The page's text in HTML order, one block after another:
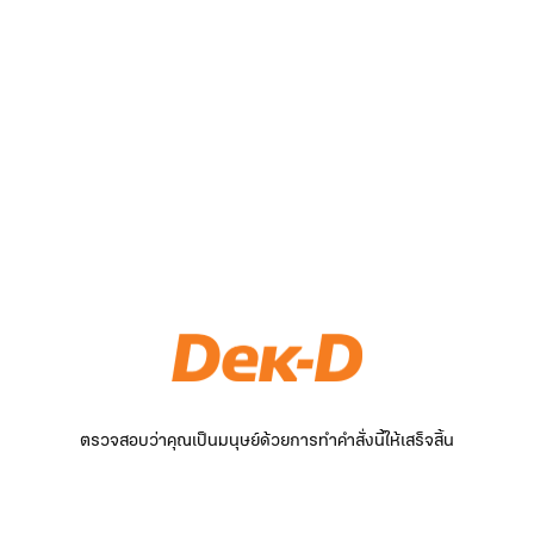
ตรวจสอบว่าคุณเป็นมนุษย์ด้วยการทำคำสั่งนี้ให้เสร็จสิ้น